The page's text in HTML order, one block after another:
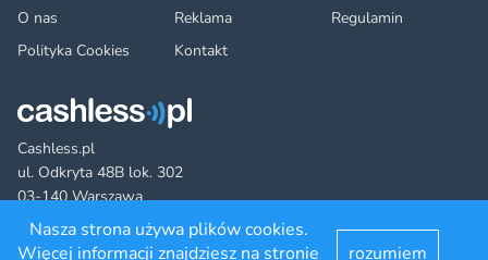
Cashless.pl
ul. Odkryta 48B lok. 302
03-140 Warszawa
O nas
Reklama
Regulamin
Polityka Cookies
Kontakt
Nasza strona używa plików cookies.
Więcej informacji znajdziesz na stronie
rozumiem